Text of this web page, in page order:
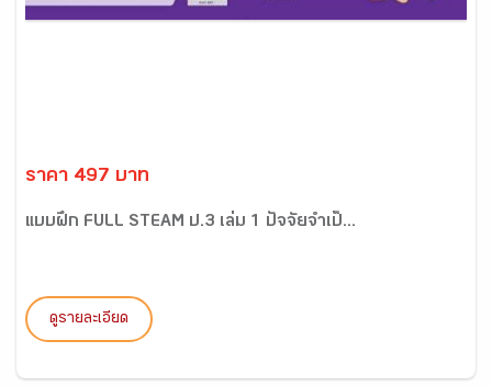
ราคา 497 บาท
แบบฝึก FULL STEAM ป.3 เล่ม 1 ปัจจัยจำเป็...
ดูรายละเอียด